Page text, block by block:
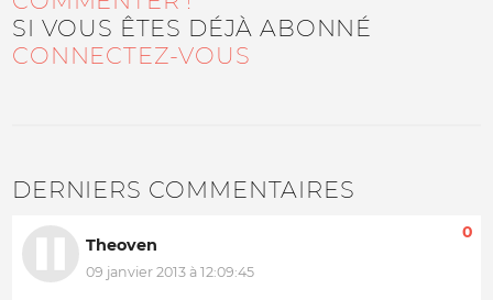
SI VOUS ÊTES DÉJÀ ABONNÉ
CONNECTEZ-VOUS
DERNIERS COMMENTAIRES
Theoven
09 janvier 2013 à 12:09:45
0